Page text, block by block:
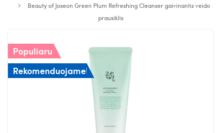
Beauty of Joseon Green Plum Refreshing Cleanser gaivinantis veido
prausiklis
Populiaru
Rekomenduojame!